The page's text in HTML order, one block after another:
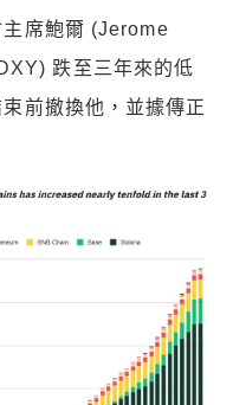
席鮑爾 (Jerome
跌至三年來的低
前撤換他，並據傳正